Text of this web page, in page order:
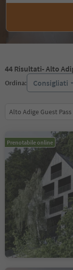
44 Risultati- Alto
Ordina: Consigliati
Alto Adige Guest Pass
Prenotabile online